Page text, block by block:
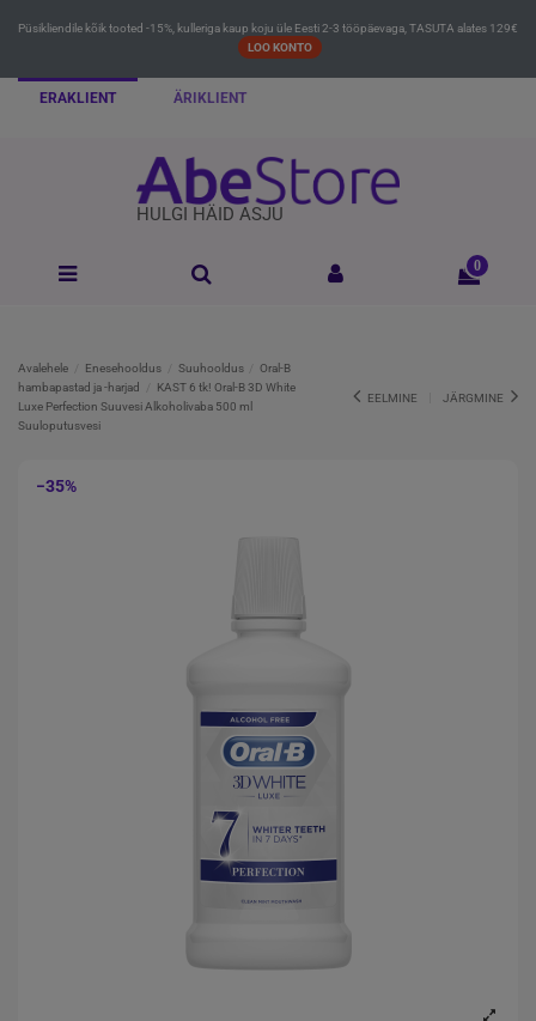
Püsikliendile kõik tooted -15%, kulleriga kaup koju üle Eesti 2-3 tööpäevaga, TASUTA alates 129€
LOO KONTO
ERAKLIENT ÄRIKLIENT
HULGI HÄID ASJU
0
Avalehele Enesehooldus Suuhooldus
Oral-B
hambapastad ja -harjad
KAST 6 tk! Oral-B 3D White
Luxe Perfection Suuvesi Alkoholivaba 500 ml
Suuloputusvesi
EELMINE JÄRGMINE
−35%